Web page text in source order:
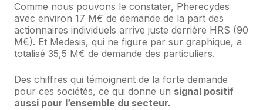
Comme nous pouvons le constater, Pherecydes
avec environ 17 M€ de demande de la part des
actionnaires individuels arrive juste derrière HRS (90
M€). Et Medesis, qui ne figure par sur graphique, a
totalisé 35,5 M€ de demande des particuliers.
Des chiffres qui témoignent de la forte demande
pour ces sociétés, ce qui donne un signal positif
aussi pour l’ensemble du secteur.